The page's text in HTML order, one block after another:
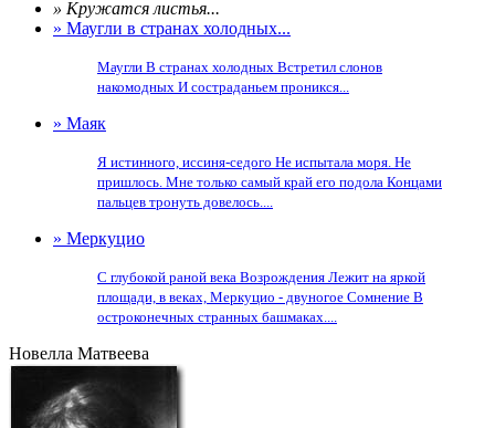
» Кружатся листья...
» Маугли в странах холодных...
Маугли В странах холодных Встретил слонов
накомодных И состраданьем проникся...
» Маяк
Я истинного, иссиня-седого Не испытала моря. Не
пришлось. Мне только самый край его подола Концами
пальцев тронуть довелось....
» Меркуцио
С глубокой раной века Возрождения Лежит на яркой
площади, в веках, Меркуцио - двуногое Сомнение В
остроконечных странных башмаках....
Новелла Матвеева